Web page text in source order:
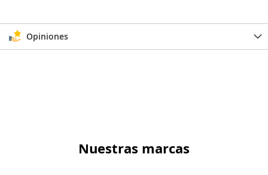
Opiniones
Nuestras marcas